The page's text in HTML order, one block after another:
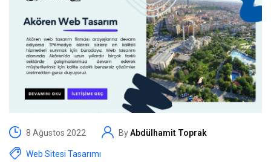
8 Ağustos 2022 ByAbdülhamit Toprak
Web Sitesi Tasarımı